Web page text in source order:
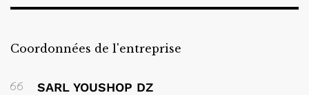
Coordonnées de l'entreprise
SARL YOUSHOP DZ